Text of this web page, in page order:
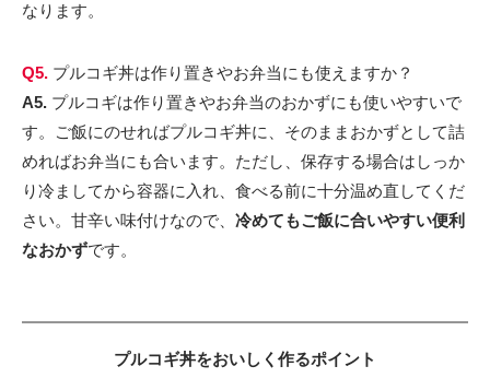
なります。
Q5. プルコギ丼は作り置きやお弁当にも使えますか？
A5. プルコギは作り置きやお弁当のおかずにも使いやすいで
す。ご飯にのせればプルコギ丼に、そのままおかずとして詰
めればお弁当にも合います。ただし、保存する場合はしっか
り冷ましてから容器に入れ、食べる前に十分温め直してくだ
さい。甘辛い味付けなので、 冷めてもご飯に合いやすい便利
なおかずです。
プルコギ丼をおいしく作るポイント